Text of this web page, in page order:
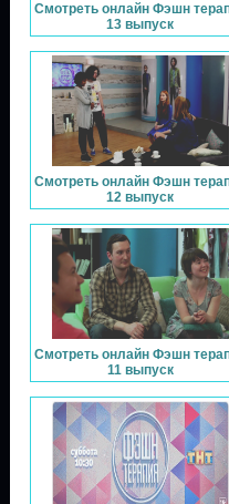
Смотреть онлайн Фэшн
13 выпуск
Смотреть онлайн Фэшн
12 выпуск
Смотреть онлайн Фэшн
11 выпуск